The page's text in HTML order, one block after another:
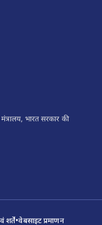
मंत्रालय, भारत सरकार की
शर्तें•वेबसाइट प्रमाणन